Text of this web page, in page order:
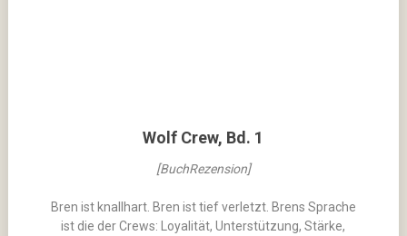
Wolf Crew, Bd. 1
[BuchRezension]
Bren ist knallhart. Bren ist tief verletzt. Brens Sprache
ist die der Crews: Loyalität, Unterstützung, Stärke,